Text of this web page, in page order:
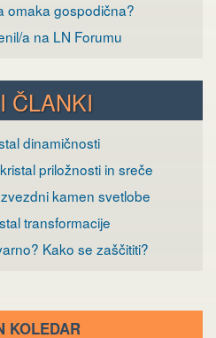
omaka gospodična?
a na LN Forumu
ČLANKI
dinamičnosti
priložnosti in sreče
kamen svetlobe
transformacije
Kako se zaščititi?
KOLEDAR